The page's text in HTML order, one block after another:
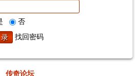
否
找回密码
传奇论坛